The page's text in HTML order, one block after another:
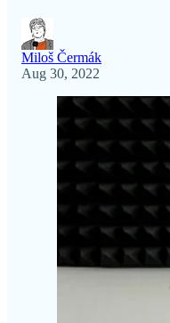
Miloš Čermák
Aug 30, 2022